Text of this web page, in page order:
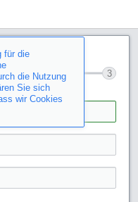
für die
die Nutzung
Sie sich
wir Cookies
3